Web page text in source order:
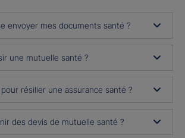
envoyer mes documents santé ?
une mutuelle santé ?
résilier une assurance santé ?
des devis de mutuelle santé ?